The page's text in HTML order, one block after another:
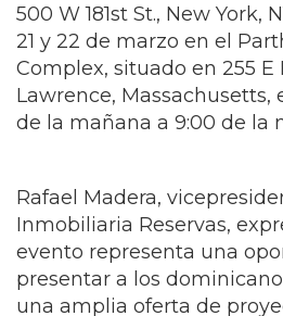
500 W 181st St., New York,
21 y 22 de marzo en el
Complex, situado en 255 E
Lawrence, Massachusetts,
de la mañana a 9:00 de la
Rafael Madera,
Inmobiliaria Reservas,
evento representa una
presentar a los
una amplia oferta de